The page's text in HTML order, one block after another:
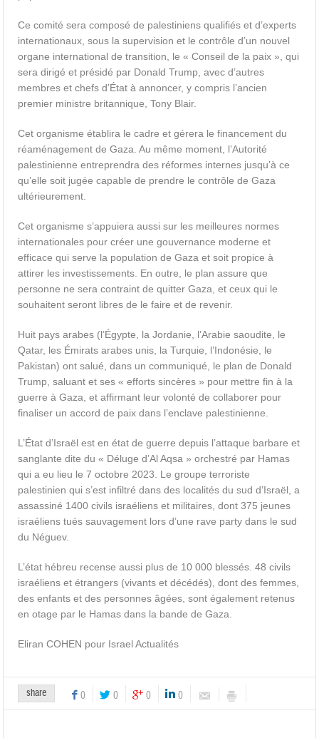
Ce comité sera composé de palestiniens qualifiés et d’experts
internationaux, sous la supervision et le contrôle d’un nouvel
organe international de transition, le « Conseil de la paix », qui
sera dirigé et présidé par Donald Trump, avec d’autres
membres et chefs d’État à annoncer, y compris l’ancien
premier ministre britannique, Tony Blair.
Cet organisme établira le cadre et gérera le financement du
réaménagement de Gaza. Au même moment, l’Autorité
palestinienne entreprendra des réformes internes jusqu’à ce
qu’elle soit jugée capable de prendre le contrôle de Gaza
ultérieurement.
Cet organisme s’appuiera aussi sur les meilleures normes
internationales pour créer une gouvernance moderne et
efficace qui serve la population de Gaza et soit propice à
attirer les investissements. En outre, le plan assure que
personne ne sera contraint de quitter Gaza, et ceux qui le
souhaitent seront libres de le faire et de revenir.
Huit pays arabes (l’Égypte, la Jordanie, l’Arabie saoudite, le
Qatar, les Émirats arabes unis, la Turquie, l’Indonésie, le
Pakistan) ont salué, dans un communiqué, le plan de Donald
Trump, saluant et ses « efforts sincères » pour mettre fin à la
guerre à Gaza, et affirmant leur volonté de collaborer pour
finaliser un accord de paix dans l’enclave palestinienne.
L’État d’Israël est en état de guerre depuis l’attaque barbare et
sanglante dite du « Déluge d’Al Aqsa » orchestré par Hamas
qui a eu lieu le 7 octobre 2023. Le groupe terroriste
palestinien qui s’est infiltré dans des localités du sud d’Israël, a
assassiné 1400 civils israéliens et militaires, dont 375 jeunes
israéliens tués sauvagement lors d’une rave party dans le sud
du Néguev.
L’état hébreu recense aussi plus de 10 000 blessés. 48 civils
israéliens et étrangers (vivants et décédés), dont des femmes,
des enfants et des personnes âgées, sont également retenus
en otage par le Hamas dans la bande de Gaza.
Eliran COHEN pour Israel Actualités
share 0 0 0 0